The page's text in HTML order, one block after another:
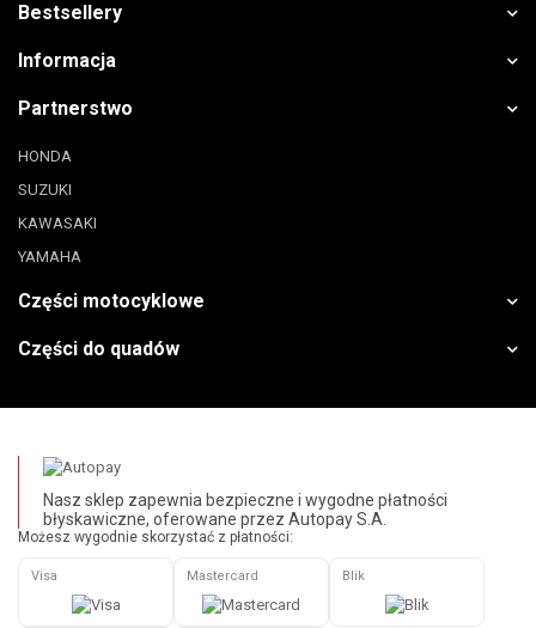
Bestsellery
Informacja
Partnerstwo
HONDA
SUZUKI
KAWASAKI
YAMAHA
Części motocyklowe
Części do quadów
Nasz sklep zapewnia bezpieczne i wygodne płatności
błyskawiczne, oferowane przez Autopay S.A.
Możesz wygodnie skorzystać z płatności:
Visa Mastercard Blik